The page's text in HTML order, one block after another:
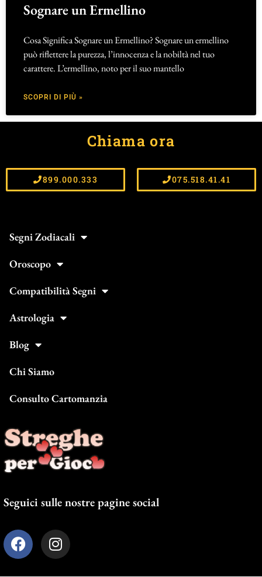
Sognare un Ermellino
Cosa Significa Sognare un Ermellino? Sognare un ermellino
può riflettere la purezza, l’innocenza e la nobiltà nel tuo
carattere. L’ermellino, noto per il suo mantello
SCOPRI DI PIÙ »
Chiama ora
899.000.333 075.518.41.41
Segni Zodiacali
Oroscopo
Compatibilità Segni
Astrologia
Blog
Chi Siamo
Consulto Cartomanzia
Seguici sulle nostre pagine social
F
a
I
n